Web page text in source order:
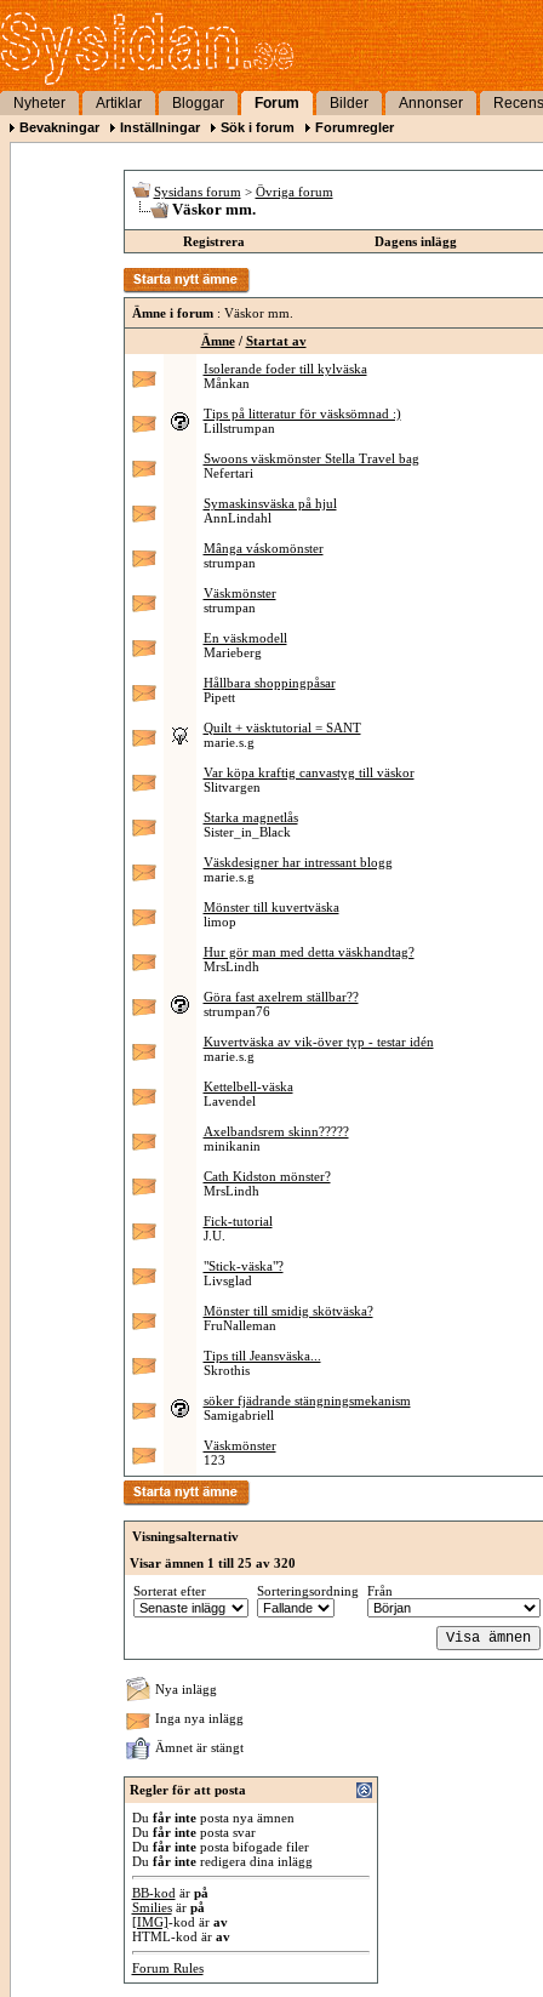
Nyheter Artiklar Bloggar Forum Bilder Annonser
Bevakningar Inställningar Sök i forum Forumregler
Sysidans forum > Övriga forum
Väskor mm.
Registrera Dagens inlägg
Ämne i forum: Väskor mm.
Ämne/ Startat av
Isolerande foder till kylväska
Månkan
Tips på litteratur för väsksömnad :)
Lillstrumpan
Swoons väskmönster Stella Travel bag
Nefertari
Symaskinsväska på hjul
AnnLindahl
Mânga váskomönster
strumpan
Väskmönster
strumpan
En väskmodell
Marieberg
Hållbara shoppingpåsar
Pipett
Quilt + väsktutorial = SANT
marie.s.g
Var köpa kraftig canvastyg till väskor
Slitvargen
Starka magnetlås
Sister_in_Black
Väskdesigner har intressant blogg
marie.s.g
Mönster till kuvertväska
limop
Hur gör man med detta väskhandtag?
MrsLindh
Göra fast axelrem ställbar??
strumpan76
Kuvertväska av vik-över typ - testar idén
marie.s.g
Kettelbell-väska
Lavendel
Axelbandsrem skinn?????
minikanin
Cath Kidston mönster?
MrsLindh
Fick-tutorial
J.U.
"Stick-väska"?
Livsglad
Mönster till smidig skötväska?
FruNalleman
Tips till Jeansväska...
Skrothis
söker fjädrande stängningsmekanism
Samigabriell
Väskmönster
123
Visningsalternativ
Visar ämnen 1 till 25 av 320
Sorterat efter
Sorteringsordning Från
Nya inlägg
Inga nya inlägg
Ämnet är stängt
Regler för att posta
Du får inteposta nya ämnen
Du får inteposta svar
Du får inteposta bifogade filer
Du får interedigera dina inlägg
BB-kod är på
Smiliesär på
[IMG]-kod är av
HTML-kod är av
Forum Rules